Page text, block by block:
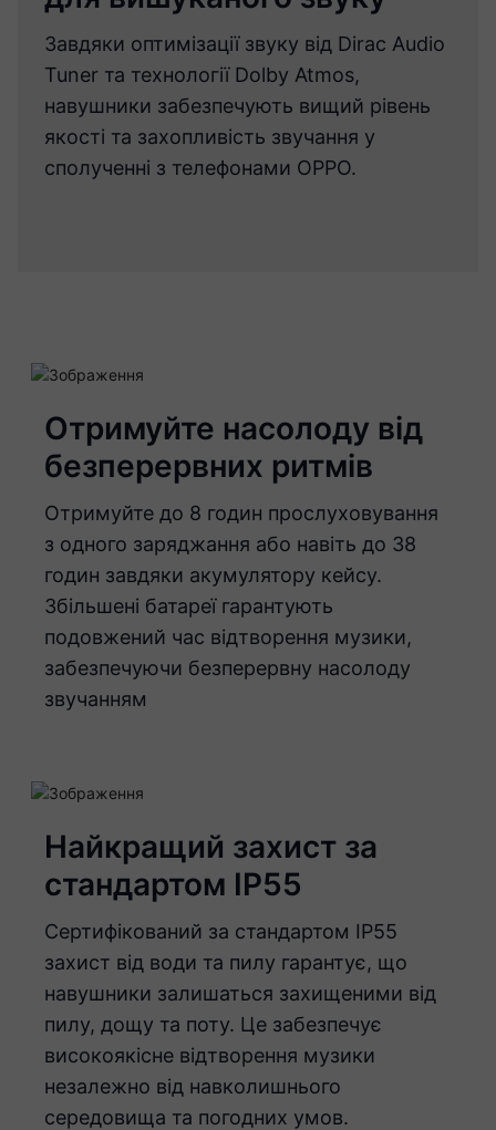
Завдяки оптимізації звуку від Dirac Audio
Tuner та технології Dolby Atmos,
навушники забезпечують вищий рівень
якості та захопливість звучання у
сполученні з телефонами OPPO.
Отримуйте насолоду від
безперервних ритмів
Отримуйте до 8 годин прослуховування
з одного заряджання або навіть до 38
годин завдяки акумулятору кейсу.
Збільшені батареї гарантують
подовжений час відтворення музики,
забезпечуючи безперервну насолоду
звучанням
Найкращий захист за
стандартом IP55
Сертифікований за стандартом IP55
захист від води та пилу гарантує, що
навушники залишаться захищеними від
пилу, дощу та поту. Це забезпечує
високоякісне відтворення музики
незалежно від навколишнього
середовища та погодних умов.